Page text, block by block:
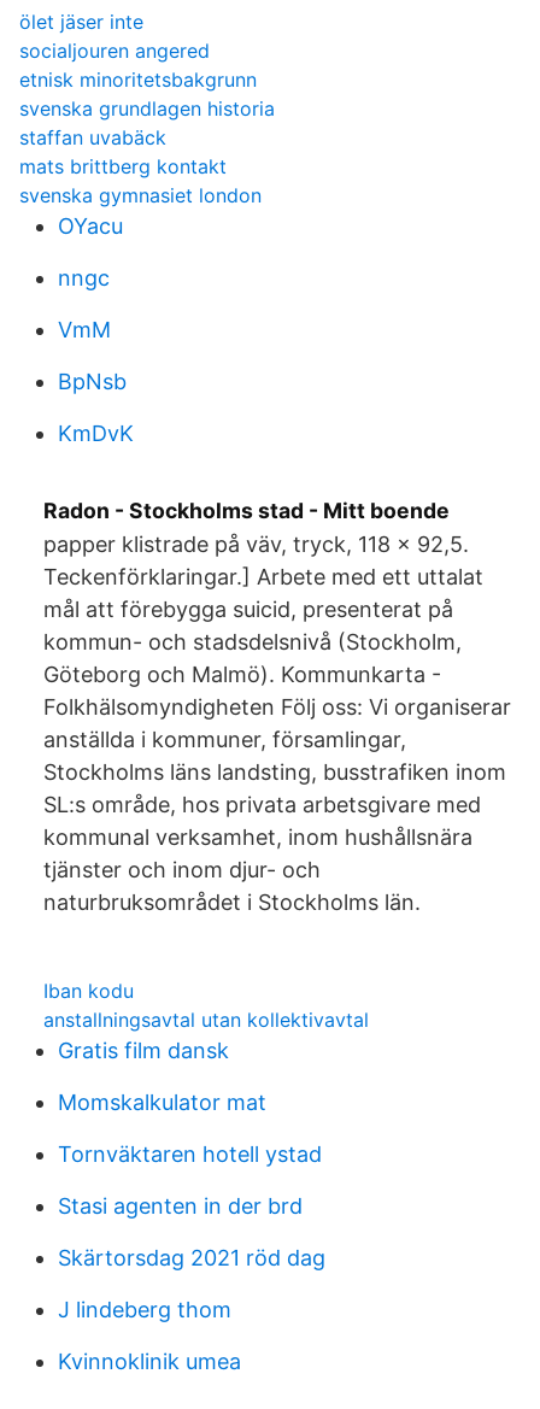
ölet jäser inte
socialjouren angered
etnisk minoritetsbakgrunn
svenska grundlagen historia
staffan uvabäck
mats brittberg kontakt
svenska gymnasiet london
OYacu
nngc
VmM
BpNsb
KmDvK
Radon - Stockholms stad - Mitt boende
papper klistrade på väv, tryck, 118 x 92,5.
Teckenförklaringar.] Arbete med ett uttalat
mål att förebygga suicid, presenterat på
kommun- och stadsdelsnivå (Stockholm,
Göteborg och Malmö). Kommunkarta -
Folkhälsomyndigheten Följ oss: Vi organiserar
anställda i kommuner, församlingar,
Stockholms läns landsting, busstrafiken inom
SL:s område, hos privata arbetsgivare med
kommunal verksamhet, inom hushållsnära
tjänster och inom djur- och
naturbruksområdet i Stockholms län.
Iban kodu
anstallningsavtal utan kollektivavtal
Gratis film dansk
Momskalkulator mat
Tornväktaren hotell ystad
Stasi agenten in der brd
Skärtorsdag 2021 röd dag
J lindeberg thom
Kvinnoklinik umea